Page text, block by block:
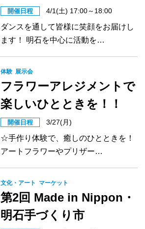
開催日程 4/1(土) 17:00～18:00
ダンスを通して皆様に笑顔をお届けし
ます！ 明石を中心に活動を…
体験 展示会
フラワーアレジメントで
楽しいひとときを！！
開催日程 3/27(月)
☆手作り体験で、癒しのひとときを！
アートフラワーやプリザー…
文化・アート マーケット
第2回 Made in Nippon・
明石手づくり市